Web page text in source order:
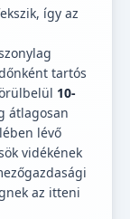
így az
tartós
10-
átlagosan
lévő
vidékének
az itteni